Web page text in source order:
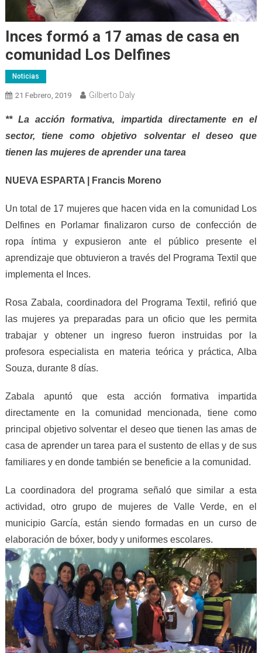
Inces formó a 17 amas de casa en
comunidad Los Delfines
Noticias
21 Febrero, 2019 Gilberto Daly
** La acción formativa, impartida directamente en el
sector, tiene como objetivo solventar el deseo que
tienen las mujeres de aprender una tarea
NUEVA ESPARTA | Francis Moreno
Un total de 17 mujeres que hacen vida en la comunidad Los
Delfines en Porlamar finalizaron curso de confección de
ropa íntima y expusieron ante el público presente el
aprendizaje que obtuvieron a través del Programa Textil que
implementa el Inces.
Rosa Zabala, coordinadora del Programa Textil, refirió que
las mujeres ya preparadas para un oficio que les permita
trabajar y obtener un ingreso fueron instruidas por la
profesora especialista en materia teórica y práctica, Alba
Souza, durante 8 días.
Zabala apuntó que esta acción formativa impartida
directamente en la comunidad mencionada, tiene como
principal objetivo solventar el deseo que tienen las amas de
casa de aprender un tarea para el sustento de ellas y de sus
familiares y en donde también se beneficie a la comunidad.
La coordinadora del programa señaló que similar a esta
actividad, otro grupo de mujeres de Valle Verde, en el
municipio García, están siendo formadas en un curso de
elaboración de bóxer, body y uniformes escolares.